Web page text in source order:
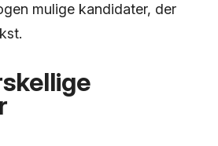
mulige kandidater, der